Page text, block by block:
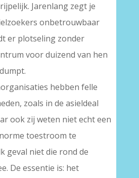
Jarenlang zegt je
onbetrouwbaar
er plotseling zonder
voor duizend van hen
hebben felle
zoals in de asieldeal
ook zij weten niet echt een
toestroom te
geval niet die rond de
De essentie is: het